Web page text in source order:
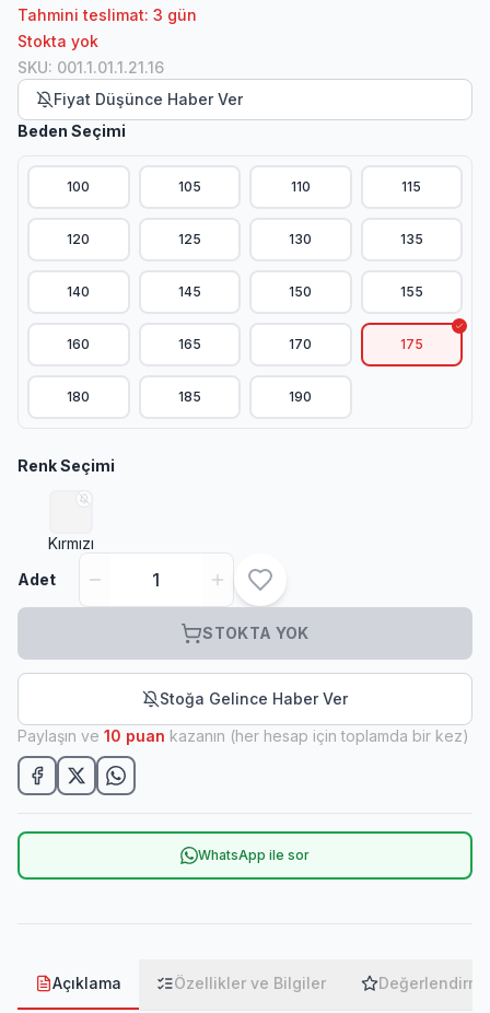
Tahmini teslimat: 3 gün
Stokta yok
SKU: 001.1.01.1.21.16
Fiyat Düşünce Haber Ver
Beden Seçimi
100 105 110 115
120 125 130 135
140 145 150 155
160 165 170 175
180 185 190
Renk Seçimi
Kırmızı
Adet
STOKTA YOK
Stoğa Gelince Haber Ver
Paylaşın ve 10 puan kazanın (her hesap için toplamda bir kez)
WhatsApp ile sor
Açıklama Özellikler ve Bilgiler